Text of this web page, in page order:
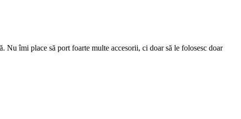
îmi place să port foarte multe accesorii, ci doar să le folosesc doar